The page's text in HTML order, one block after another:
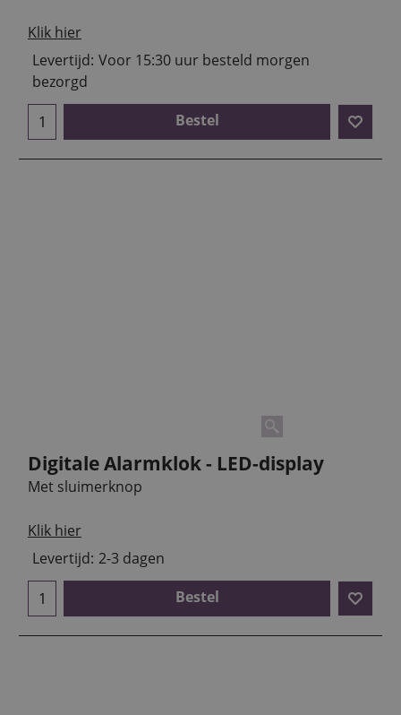
Klik hier
Levertijd: Voor 15:30 uur besteld morgen
bezorgd
Bestel
Digitale Alarmklok - LED-display
Met sluimerknop
Klik hier
Levertijd: 2-3 dagen
Bestel